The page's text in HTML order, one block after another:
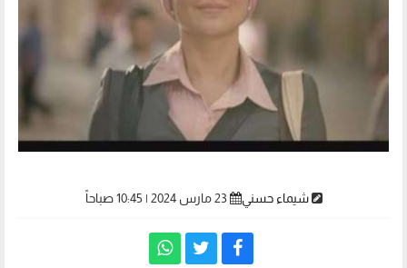
شيماء حسني 23 مارس 2024 | 10:45 صباحاً